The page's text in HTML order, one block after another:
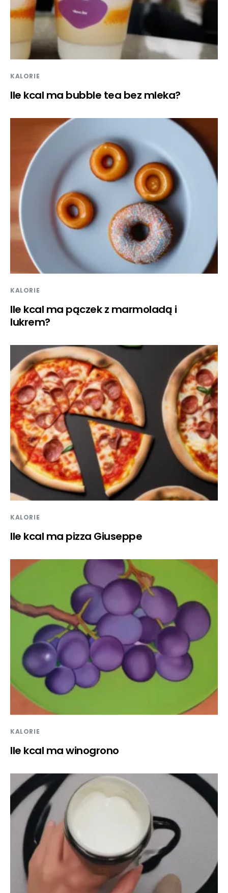
KALORIE
Ile kcal ma bubble tea bez mleka?
KALORIE
Ile kcal ma pączek z marmoladą i
lukrem?
KALORIE
Ile kcal ma pizza Giuseppe
KALORIE
Ile kcal ma winogrono